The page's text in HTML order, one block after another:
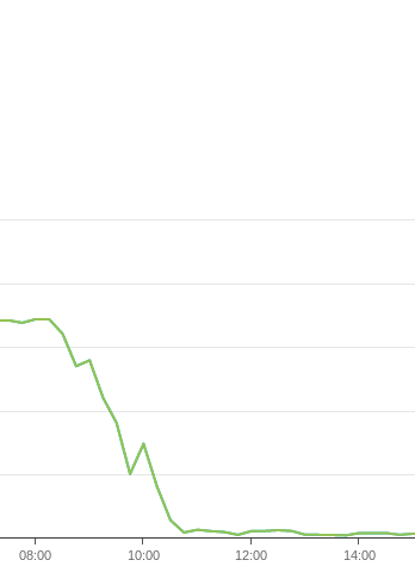
08:00 10:00 12:00 14:00